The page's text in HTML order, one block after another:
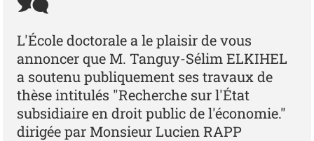
L'École doctorale a le plaisir de vous
annoncer que M. Tanguy-Sélim ELKIHEL
a soutenu publiquement ses travaux de
thèse intitulés "Recherche sur l'État
subsidiaire en droit public de l'économie."
dirigée par Monsieur Lucien RAPP